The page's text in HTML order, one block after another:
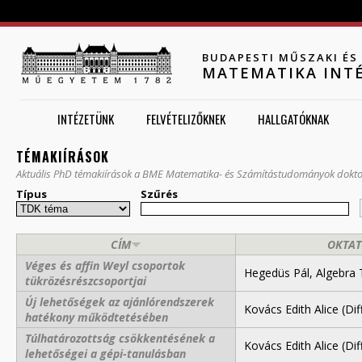
BUDAPESTI MŰSZAKI
MATEMATIKA
INTÉZETÜNK FELVÉTELIZŐKNEK HALLGATÓKNAK
TÉMAKIÍRÁSOK
Aktuális PhD témakiírások a BME Matematika- és Számítástudományok
Típus
Szűrés
CÍM
Véges és affin Weyl csoportok
tükrözésrészcsoportjai
Hegedüs Pál, Algebra
Új lehetőségek az ajánlórendszerek
hatékony működtetésében
Kovács Edith Alice
Túlhatározottság csökkentésének a
lehetőségei a gépi-tanulásban
Kovács Edith Alice